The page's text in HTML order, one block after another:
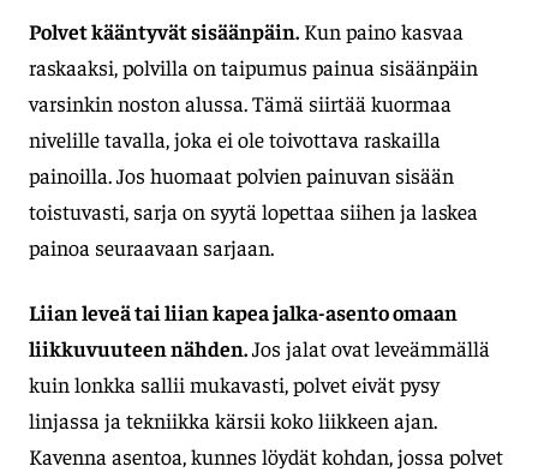
Polvet kääntyvät sisäänpäin. Kun paino kasvaa
raskaaksi, polvilla on taipumus painua sisäänpäin
varsinkin noston alussa. Tämä siirtää kuormaa
nivelille tavalla, joka ei ole toivottava raskailla
painoilla. Jos huomaat polvien painuvan sisään
toistuvasti, sarja on syytä lopettaa siihen ja laskea
painoa seuraavaan sarjaan.
Liian leveä tai liian kapea jalka-asento omaan
liikkuvuuteen nähden.Jos jalat ovat leveämmällä
kuin lonkka sallii mukavasti, polvet eivät pysy
linjassa ja tekniikka kärsii koko liikkeen ajan.
Kavenna asentoa, kunnes löydät kohdan, jossa polvet